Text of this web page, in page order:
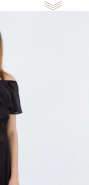
Suknia Ślubna